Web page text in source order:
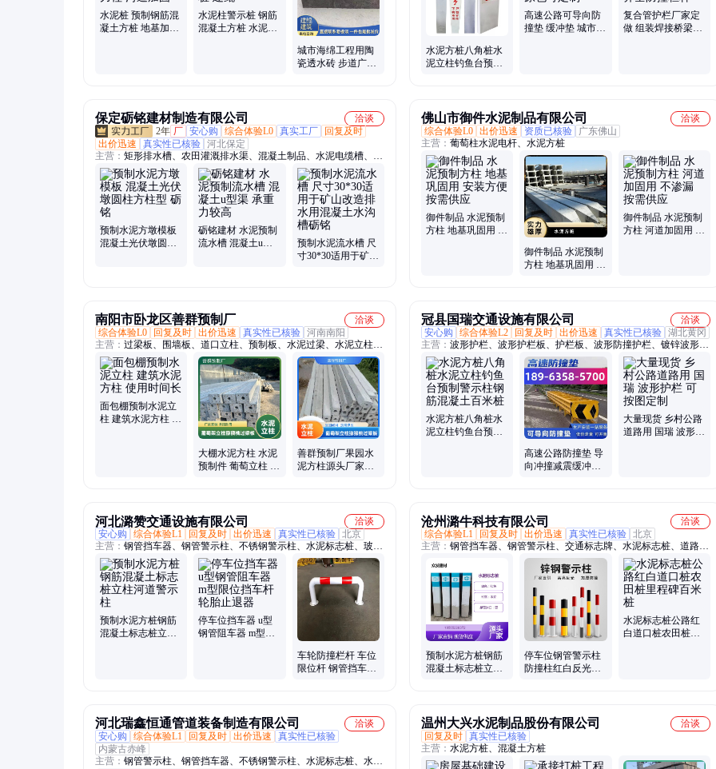
水泥桩 预制钢筋混
凝土方桩 地基加固
水泥柱警示桩 钢筋
混凝土方桩 水泥预
城市海绵工程用陶
瓷透水砖 步道广场
水泥方桩八角桩水
泥立柱钓鱼台预制
高速公路可导向防
撞垫 缓冲垫 城市快
复合管护栏厂家定
做 组装焊接桥梁防
保定砺铭建材制造有限公司
洽谈
2年 厂 安心购 综合体验L0 真实工厂
回复及时
出价迅速
真实性已核验 河北保定
主营： 矩形排水槽、农田灌溉排水渠、混凝土制品、水泥电缆槽、水
泥预制构件、水泥盖板、水泥流水槽、预制排水沟、水泥路沿石、水
泥路灯基础、路沿石、铸铁井盖、混凝土模块、检查井模块砖、光伏
墩、路灯基础、排水沟盖板、集水坑盖板、化粪池、混凝土盖板
预制水泥方墩模板
混凝土光伏墩圆柱
砺铭建材 水泥预制
流水槽 混凝土u型
预制水泥流水槽 尺
寸30*30适用于矿山
佛山市御件水泥制品有限公司
洽谈
综合体验L0 出价迅速 资质已核验
广东佛山
主营： 葡萄柱水泥电杆、水泥方桩
御件制品 水泥预制
方柱 地基巩固用 安
御件制品 水泥预制
方柱 地基巩固用 坚
御件制品 水泥预制
方柱 河道加固用 不
南阳市卧龙区善群预制厂
洽谈
综合体验L0
回复及时 出价迅速 真实性已核验 河南南阳
主营： 过梁板、围墙板、道口立柱、预制板、水泥过梁、水泥立柱、
水泥柱子、加厚过板、轻质墙体板、防护柱模具、葡萄架立柱、家庭
院子围墙、隔音轻质隔墙板
面包棚预制水泥立
柱 建筑水泥方柱 使
大棚水泥方柱 水泥
预制件 葡萄立柱 混
善群预制厂果园水
泥方柱源头厂家混
冠县国瑞交通设施有限公司
洽谈
安心购
综合体验L2 回复及时 出价迅速 真实性已核验 湖北黄冈
主营： 波形护栏、波形护栏板、护栏板、波形防撞护栏、镀锌波形护
栏、波形梁钢护栏、公路护栏、防撞垫、轮廓标、标志杆、标志牌、
标牌标杆、桥梁护栏、防撞护栏
水泥方桩八角桩水
泥立柱钓鱼台预制
高速公路防撞垫 导
向冲撞减震缓冲装
大量现货 乡村公路
道路用 国瑞 波形护
河北潞赞交通设施有限公司
洽谈
安心购
综合体验L1 回复及时 出价迅速 真实性已核验 北京
主营： 钢管挡车器、钢管警示柱、不锈钢警示柱、水泥标志桩、玻璃
钢标志桩、停车场挡车器、PVC标志桩、市政护栏、京式护栏、波形
护栏
预制水泥方桩钢筋
混凝土标志桩立柱
停车位挡车器 u型
钢管阻车器 m型限
车轮防撞栏杆 车位
限位杆 钢管挡车器
沧州潞牛科技有限公司
洽谈
综合体验L1
回复及时 出价迅速 真实性已核验 北京
主营： 钢管挡车器、钢管警示柱、交通标志牌、水泥标志桩、道路标
志牌杆、警示柱、玻璃钢标志桩、波形护栏、市政护栏
预制水泥方桩钢筋
混凝土标志桩立柱
停车位钢管警示柱
防撞柱红白反光隔
水泥标志桩公路红
白道口桩农田桩里
河北瑞鑫恒通管道装备制造有限公司
洽谈
安心购
综合体验L1 回复及时 出价迅速
真实性已核验
内蒙古赤峰
主营： 钢管警示柱、钢管挡车器、不锈钢警示柱、水泥标志桩、水泥
温州大兴水泥制品股份有限公司
洽谈
回复及时 真实性已核验
主营： 水泥方桩、混凝土方桩